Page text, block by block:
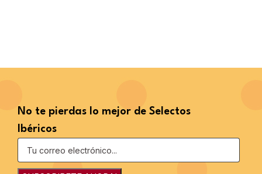
No te pierdas lo mejor de Selectos
Ibéricos